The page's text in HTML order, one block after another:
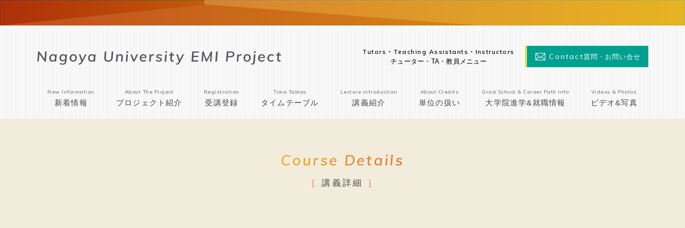
Tutors・Teaching Assistants・Instructors
チューター・TA・教員メニュー
Contact質問・お問い合せ
New Information
新着情報
About The Project
プロジェクト紹介
Registration
受講登録
Time Tables
タイムテーブル
Lecture introduction
講義紹介
About Credits
単位の扱い
Grad School & Career Path Info
大学院進学&就職情報
Videos & Photos
ビデオ&写真
Course Details
講義詳細